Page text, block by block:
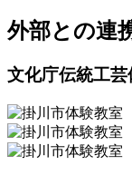
外部との連
文化庁伝統工芸